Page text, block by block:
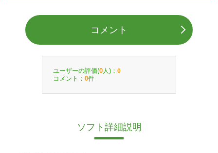
コメント
ユーザーの評価(0 人)： 0
コメント： 0件
ソフト詳細説明